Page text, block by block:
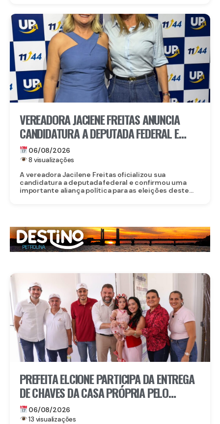
VEREADORA JACIENE FREITAS ANUNCIA
CANDIDATURA A DEPUTADA FEDERAL E
FECHA DOBRADINHA COM ROBERTA
ARRAES EM POÇÃO, NO AGRESTE
06/08/2026
8 visualizações
A vereadora Jacilene Freitas oficializou sua
candidatura a deputada federal e confirmou uma
importante aliança política para as eleições deste...
PREFEITA ELCIONE PARTICIPA DA ENTREGA
DE CHAVES DA CASA PRÓPRIA PELO
PROGRAMA MORAR BEM PE
06/08/2026
13 visualizações